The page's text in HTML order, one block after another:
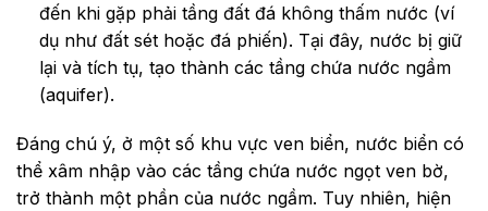
đến khi gặp phải tầng đất đá không thấm nước (ví
dụ như đất sét hoặc đá phiến). Tại đây, nước bị giữ
lại và tích tụ, tạo thành các tầng chứa nước ngầm
(aquifer).
Đáng chú ý, ở một số khu vực ven biển, nước biển có
thể xâm nhập vào các tầng chứa nước ngọt ven bờ,
trở thành một phần của nước ngầm. Tuy nhiên, hiện